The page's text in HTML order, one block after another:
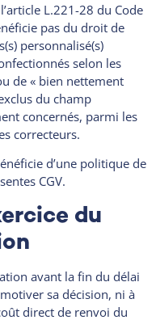
L.221-28 du Code
pas du droit de
personnalisé(s)
selon les
de « bien nettement
du champ
concernés, parmi les
correcteurs.
d’une politique de
CGV.
du
avant la fin du délai
sa décision, ni à
direct de renvoi du